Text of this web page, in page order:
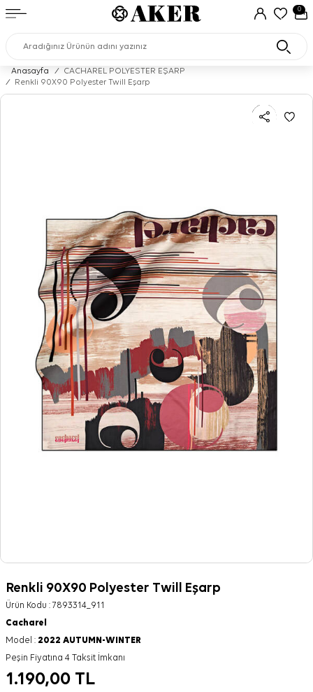
0
Anasayfa /
CACHAREL POLYESTER EŞARP
/
Renkli 90X90 Polyester Twill Eşarp
Renkli 90X90 Polyester Twill Eşarp
Ürün Kodu :7893314_911
Cacharel
Model : 2022 AUTUMN-WINTER
Peşin Fiyatına 4 Taksit İmkanı
1.190,00 TL